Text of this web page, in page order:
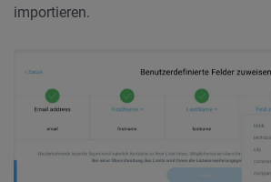
importieren.